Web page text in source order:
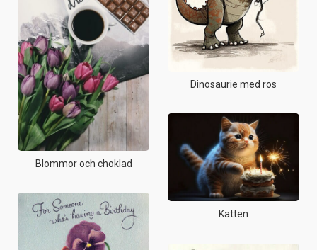
Blommor och choklad
Dinosaurie med ros
Katten